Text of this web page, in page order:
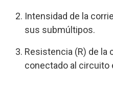
Intensidad de la
sus submúltipos.
Resistencia (R) de la
conectado al circuito